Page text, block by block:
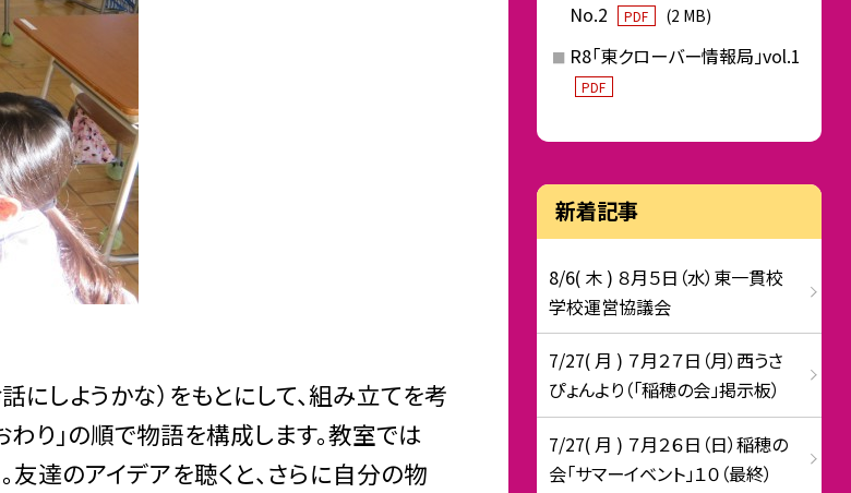
にしようかな）をもとにして、組み立てを考
おわり」の順で物語を構成します。教室では
友達のアイデアを聴くと、さらに自分の物
No.2
PDF (2 MB)
R8「東クローバー情報局」vol.1
PDF
新着記事
8/6( 木 ) ８月５日（水）東一貫校
学校運営協議会
7/27( 月 ) ７月２７日（月）西うさ
ぴょんより（「稲穂の会」掲示板）
7/27( 月 ) ７月２６日（日）稲穂の
会「サマーイベント」１０（最終）